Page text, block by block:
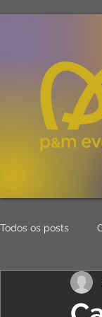
Todos os posts
Mesa Mar